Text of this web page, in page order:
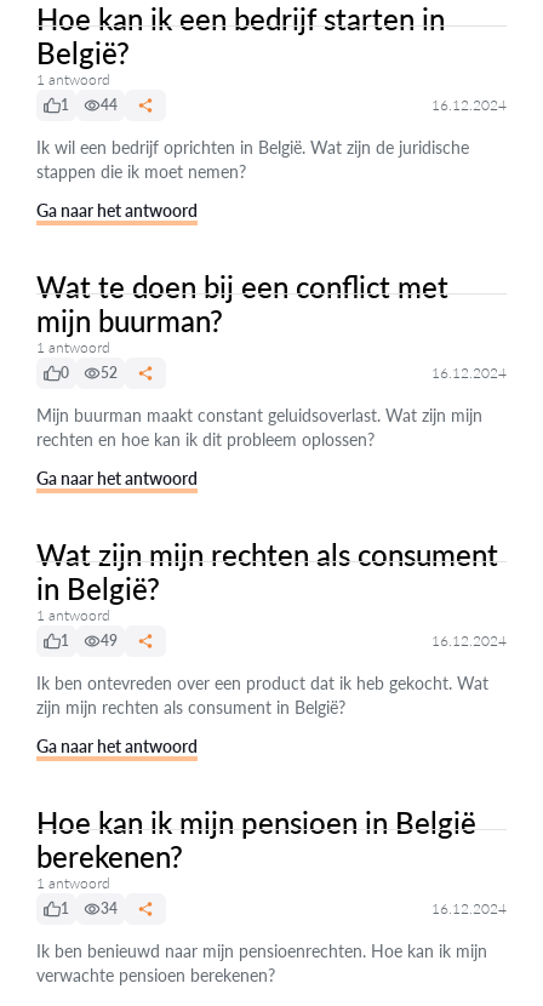
Hoe kan ik een bedrijf starten in
België?
1 antwoord
1
44 16.12.2024
Ik wil een bedrijf oprichten in België. Wat zijn de juridische
stappen die ik moet nemen?
Ga naar het antwoord
Wat te doen bij een conflict met
mijn buurman?
1 antwoord
0
52 16.12.2024
Mijn buurman maakt constant geluidsoverlast. Wat zijn mijn
rechten en hoe kan ik dit probleem oplossen?
Ga naar het antwoord
Wat zijn mijn rechten als consument
in België?
1 antwoord
1
49 16.12.2024
Ik ben ontevreden over een product dat ik heb gekocht. Wat
zijn mijn rechten als consument in België?
Ga naar het antwoord
Hoe kan ik mijn pensioen in België
berekenen?
1 antwoord
1
34 16.12.2024
Ik ben benieuwd naar mijn pensioenrechten. Hoe kan ik mijn
verwachte pensioen berekenen?